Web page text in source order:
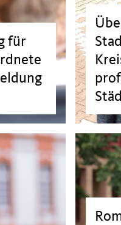
für